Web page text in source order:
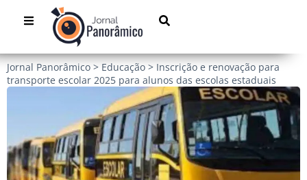
Jornal Panorâmico > Educação > Inscrição e renovação para
transporte escolar 2025 para alunos das escolas estaduais